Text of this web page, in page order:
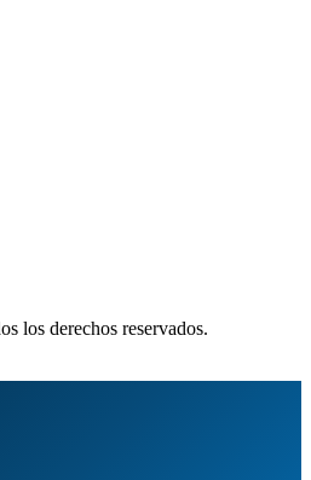
los derechos reservados.